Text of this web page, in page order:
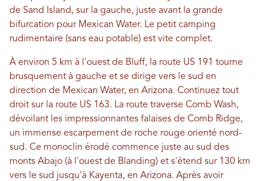
de Sand Island, sur la gauche, juste avant la grande
bifurcation pour Mexican Water. Le petit camping
rudimentaire (sans eau potable) est vite complet.
À environ 5 km à l'ouest de Bluff, la route US 191 tourne
brusquement à gauche et se dirige vers le sud en
direction de Mexican Water, en Arizona. Continuez tout
droit sur la route US 163. La route traverse Comb Wash,
dévoilant les impressionnantes falaises de Comb Ridge,
un immense escarpement de roche rouge orienté nord-
sud. Ce monoclin érodé commence juste au sud des
monts Abajo (à l'ouest de Blanding) et s'étend sur 130 km
vers le sud jusqu'à Kayenta, en Arizona. Après avoir